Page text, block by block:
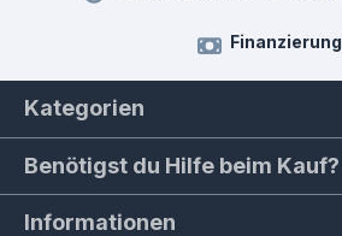
Finanzierung
Kategorien
Benötigst du Hilfe beim Kauf?
Informationen